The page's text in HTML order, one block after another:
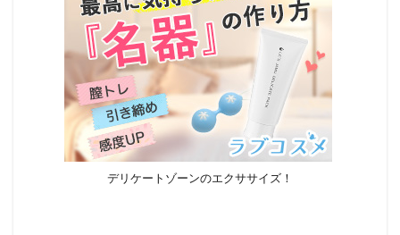
デリケートゾーンのエクササイズ！